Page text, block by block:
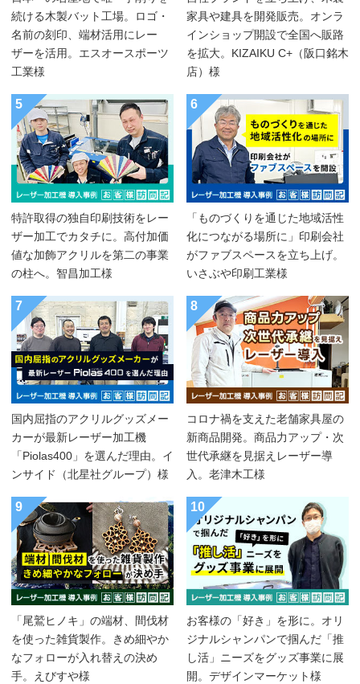
続ける木製バット工場。ロゴ・
名前の刻印、端材活用にレー
ザーを活用。エスオースポーツ
工業様
家具や建具を開発販売。オンラ
インショップ開設で全国へ販路
を拡大。KIZAIKU C+（阪口銘木
店）様
5
特許取得の独自印刷技術をレー
ザー加工でカタチに。高付加価
値な加飾アクリルを第二の事業
の柱へ。智昌加工様
6
「ものづくりを通じた地域活性
化につながる場所に」印刷会社
がファブスペースを立ち上げ。
いさぶや印刷工業様
7
国内屈指のアクリルグッズメー
カーが最新レーザー加工機
「Piolas400」を選んだ理由。イ
ンサイド（北星社グループ）様
8
コロナ禍を支えた老舗家具屋の
新商品開発。商品力アップ・次
世代承継を見据えレーザー導
入。老津木工様
9
「尾鷲ヒノキ」の端材、間伐材
を使った雑貨製作。きめ細やか
なフォローが入れ替えの決め
手。えびすや様
10
お客様の「好き」を形に。オリ
ジナルシャンパンで掴んだ「推
し活」ニーズをグッズ事業に展
開。デザインマーケット様